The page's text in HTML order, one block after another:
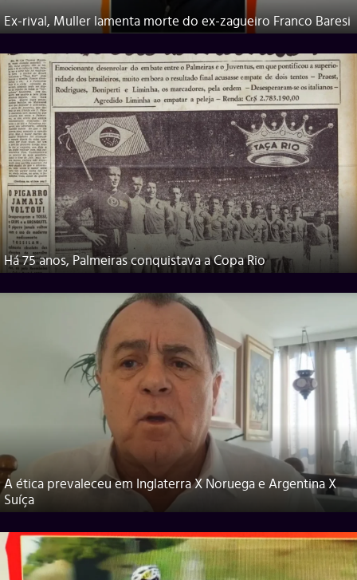
Ex-rival, Muller lamenta morte do ex-zagueiro Franco Baresi
Há 75 anos, Palmeiras conquistava a Copa Rio
A ética prevaleceu em Inglaterra X Noruega e Argentina X
Suíça